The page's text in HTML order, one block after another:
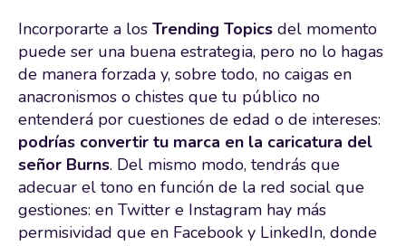
Incorporarte a los Trending Topics del momento
puede ser una buena estrategia, pero no lo hagas
de manera forzada y, sobre todo, no caigas en
anacronismos o chistes que tu público no
entenderá por cuestiones de edad o de intereses:
podrías convertir tu marca en la caricatura del
señor Burns. Del mismo modo, tendrás que
adecuar el tono en función de la red social que
gestiones: en Twitter e Instagram hay más
permisividad que en Facebook y LinkedIn, donde